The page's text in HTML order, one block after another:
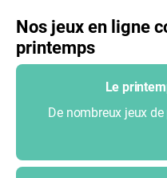
Nos jeux en ligne
printemps
Le
De nombreux jeux